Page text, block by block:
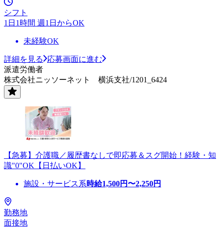
シフト
1日1時間 週1日からOK
未経験OK
詳細を見る
応募画面に進む
派遣労働者
株式会社ニッソーネット 横浜支社/1201_6424
【急募】介護職／履歴書なしで即応募＆スグ開始！経験・知
識"0"OK【日払いOK】
施設・サービス系時給1,500円〜2,250円
勤務地
面接地